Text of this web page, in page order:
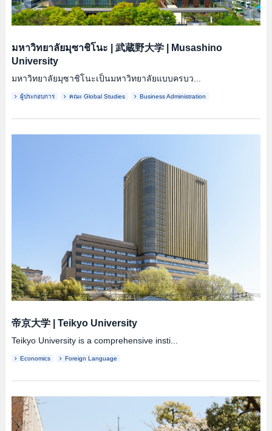
มหาวิทยาลัยมุซาชิโนะ 武蔵野大学|
Musashino
University
มหาวิทยาลัยมุซาชิโนะเป็นมหาวิทยาลัยแบบครบว...
ผู้ประกอบการ คณะ Global Studies Business Administration
帝京大学| Teikyo University
Teikyo University is a comprehensive insti...
Economics Foreign Language